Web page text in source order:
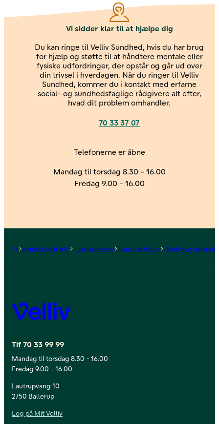
Kontakt os
Vi sidder klar til at hjælpe dig
Du kan ringe til Velliv Sundhed, hvis du har brug
for hjælp og støtte til at håndtere mentale eller
fysiske udfordringer, der opstår og går ud over
din trivsel i hverdagen. Når du ringer til Velliv
Sundhed, kommer du i kontakt med erfarne
social- og sundhedsfaglige rådgivere alt efter,
hvad dit problem omhandler.
70 33 37 07
Telefonerne er åbne
Mandag til torsdag 8.30 - 16.00
Fredag 9.00 - 16.00
Forside
Kontakt og hjælp Hjælpeunivers Sundt seniorliv Aldring og helbred
Velliv
Tlf 70 33 99 99
Mandag til torsdag 8.30 - 16.00
Fredag 9.00 - 16.00
Lautrupvang 10
2750 Ballerup
Log på Mit Velliv